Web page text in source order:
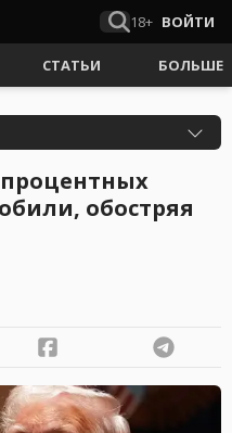
18+ ВОЙТИ
СТАТЬИ БОЛЬШЕ
обостряя